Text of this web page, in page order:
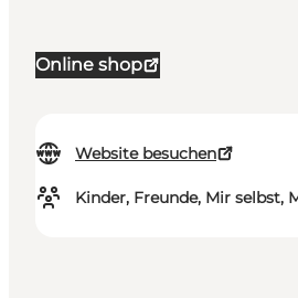
Online shop
Website besuchen
Kinder, Freunde, Mir selbst,